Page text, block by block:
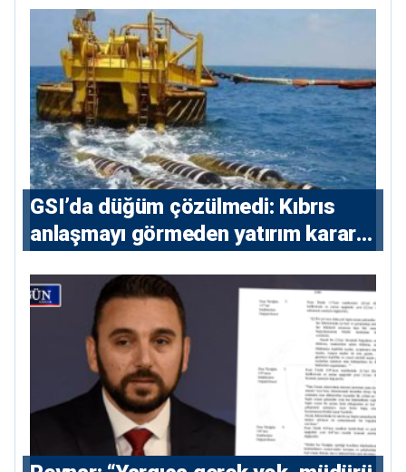
GSI’da düğüm çözülmedi: Kıbrıs
anlaşmayı görmeden yatırım kararı